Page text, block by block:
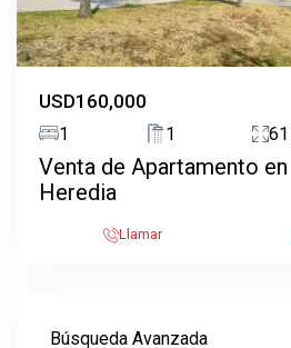
USD160,000
1 1
Venta de Apartamento
Heredia
Llamar
Búsqueda Avanzada